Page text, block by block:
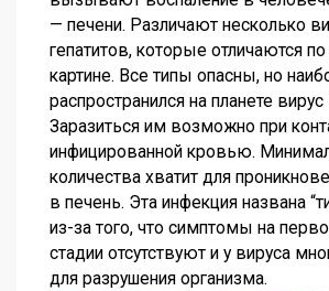
— печени. Различают несколько
гепатитов, которые отличаются
картине. Все типы опасны, но
распространился на планете вирус
Заразиться им возможно при
инфицированной кровью.
количества хватит для
в печень. Эта инфекция названа
из-за того, что симптомы на
стадии отсутствуют и у вируса
для разрушения организма.